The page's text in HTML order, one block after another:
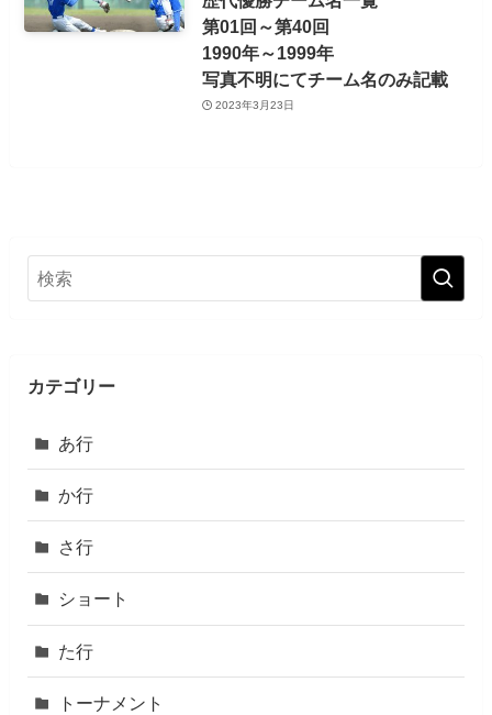
第01回～第40回
1990年～1999年
写真不明にてチーム名のみ記載
2023年3月23日
カテゴリー
あ行
か行
さ行
ショート
た行
トーナメント